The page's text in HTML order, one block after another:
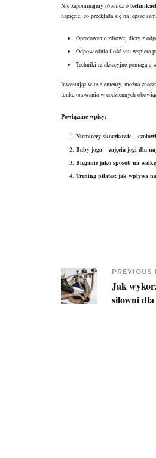
Nie zapominajmy również o
napięcie, co przekłada się na lepsze
Opracowanie zdrowej diety z
Odpowiednia ilość snu wspiera
Techniki relaksacyjne pomagają
Inwestując w te elementy, można
funkcjonowania w codziennych
Powiązane wpisy:
Niemieccy skoczkowie –
Baby joga – zajęcia jogi dla
Bieganie jako sposób na walkę
Trening pilates: jak wpływa
PREVIOUS
Jak
siłowni